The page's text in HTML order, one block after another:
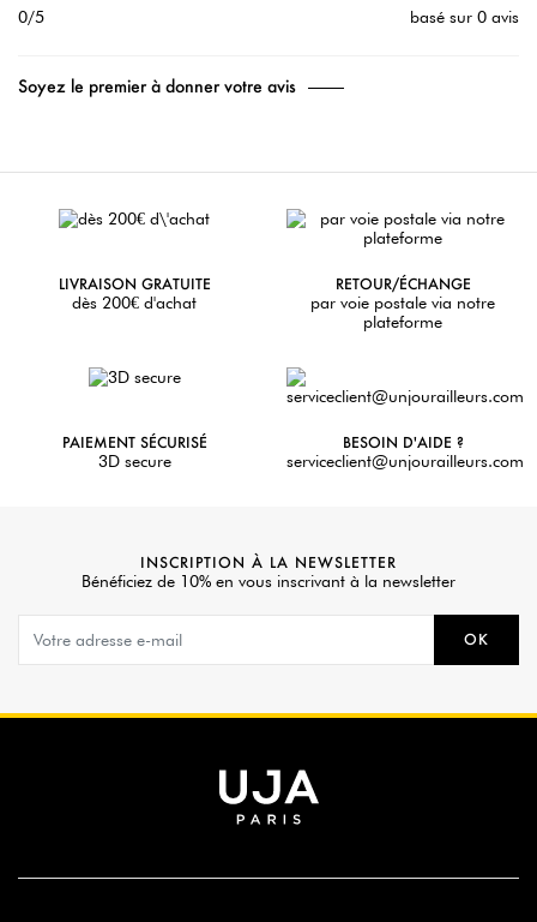
0/5 basé sur 0 avis
Soyez le premier à donner votre avis
LIVRAISON GRATUITE
dès 200€ d'achat
RETOUR/ÉCHANGE
par voie postale via notre
plateforme
PAIEMENT SÉCURISÉ
3D secure
BESOIN D'AIDE ?
serviceclient@unjourailleurs.com
INSCRIPTION À LA NEWSLETTER
Bénéficiez de 10% en vous inscrivant à la newsletter
OK